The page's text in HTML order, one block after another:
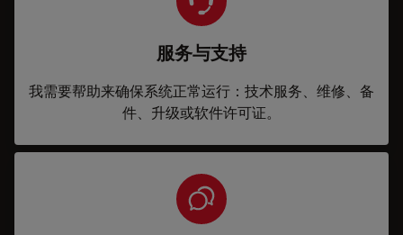
服务与支持
我需要帮助来确保系统正常运行：技术服务、维修、备
件、升级或软件许可证。